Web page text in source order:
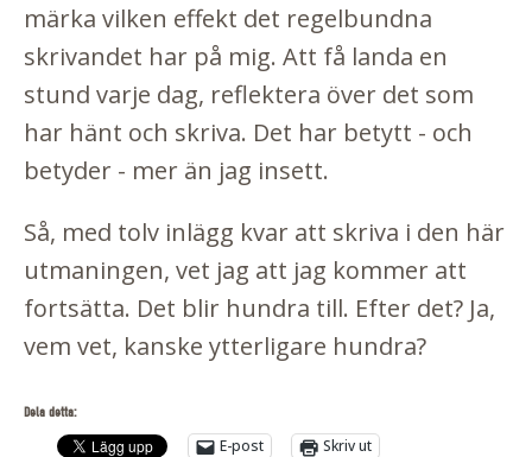
märka vilken effekt det regelbundna
skrivandet har på mig. Att få landa en
stund varje dag, reflektera över det som
har hänt och skriva. Det har betytt - och
betyder - mer än jag insett.
Så, med tolv inlägg kvar att skriva i den här
utmaningen, vet jag att jag kommer att
fortsätta. Det blir hundra till. Efter det? Ja,
vem vet, kanske ytterligare hundra?
Dela detta:
E-post Skriv ut